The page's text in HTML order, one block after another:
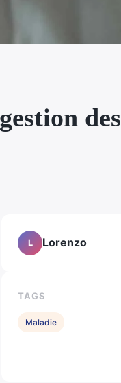
des
L Lorenzo
TAGS
Maladie